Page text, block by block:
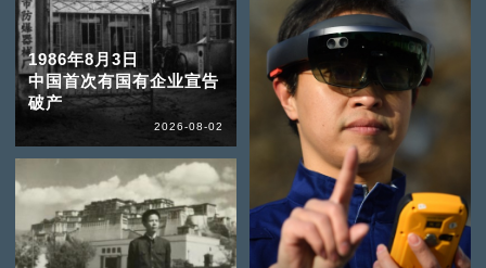
1986年8月3日
中国首次有国有企业宣告
破产
2026-08-02